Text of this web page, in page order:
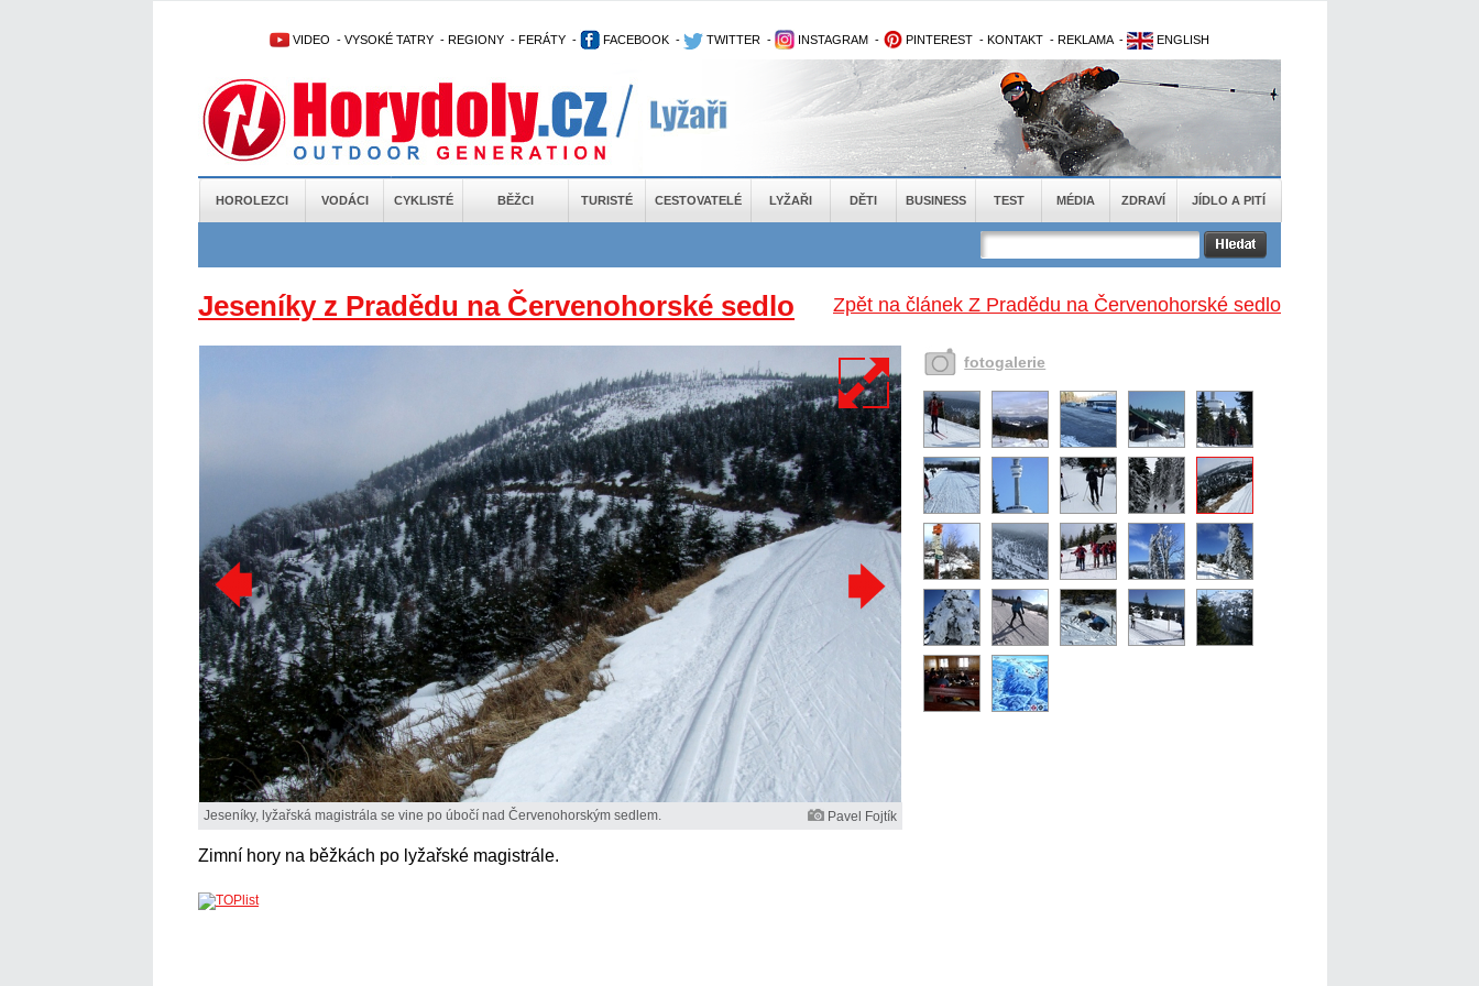
VIDEO - VYSOKÉ TATRY - REGIONY - FERÁTY - FACEBOOK - TWITTER - INSTAGRAM - PINTEREST - KONTAKT - REKLAMA - ENGLISH
HOROLEZCI VODÁCI CYKLISTÉ BĚŽCI TURISTÉ CESTOVATELÉ LYŽAŘI DĚTI BUSINESS TEST MÉDIA ZDRAVÍ JÍDLO A PITÍ
Zpět na článek Z Pradědu na Červenohorské sedlo
Jeseníky z Pradědu na Červenohorské sedlo
Jeseníky, lyžařská magistrála se vine po úbočí nad Červenohorským sedlem. Pavel Fojtík
Zimní hory na běžkách po lyžařské magistrále.
fotogalerie